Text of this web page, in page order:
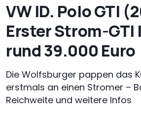
VW ID. Polo GTI
Erster Strom-
rund 39.000 Euro
Die Wolfsburger pappen das
erstmals an einen Stromer –
Reichweite und weitere Infos